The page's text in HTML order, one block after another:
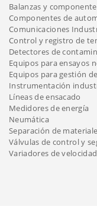
Balanzas y
Componentes de
Comunicaciones
Control y registro de
Detectores de
Equipos para ensayos
Equipos para gestión
Instrumentación
Líneas de ensacado
Medidores de energía
Neumática
Separación de
Válvulas de control y
Variadores de